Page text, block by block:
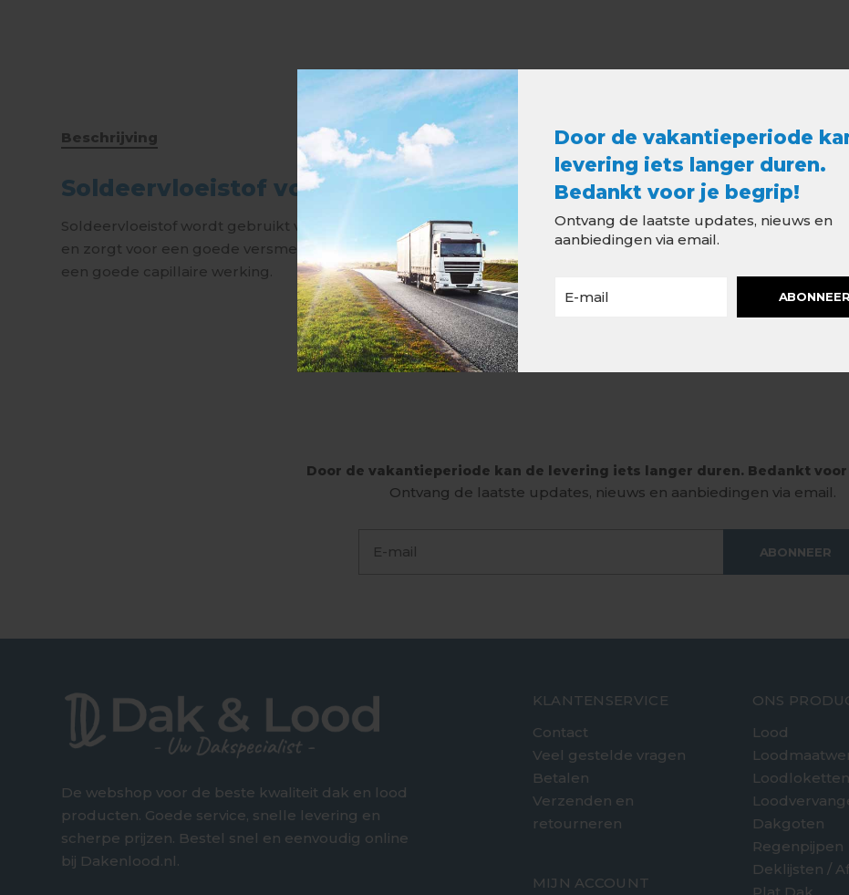
Door de vakantieperiode
levering iets langer duren.
Bedankt voor je begrip!
Ontvang de laatste updates, nieuws en
aanbiedingen via email.
ABONNEER
Beschrijving Specificaties
Soldeervloeistof voor zink en koper 100ml
Soldeervloeistof wordt gebruikt voor het ontsmetten van het zink of koper
en zorgt voor een goede versmelting. Soldeervloeistof is belangrijk voor
een goede capillaire werking.
Type
Uitvoering
Materiaaldikte
Door de vakantieperiode kan de levering iets langer duren. Bedankt
Ontvang de laatste updates, nieuws en aanbiedingen via email.
ABONNEER
De webshop voor de beste kwaliteit dak en lood
producten. Goede service, snelle levering en
scherpe prijzen. Bestel snel en eenvoudig online
bij Dakenlood.nl.
KLANTENSERVICE
Contact
Veel gestelde vragen
Betalen
Verzenden en
retourneren
MIJN ACCOUNT
ONS
Lood
Loodloketten
Dakgoten
Regenpijpen
Deklijsten /